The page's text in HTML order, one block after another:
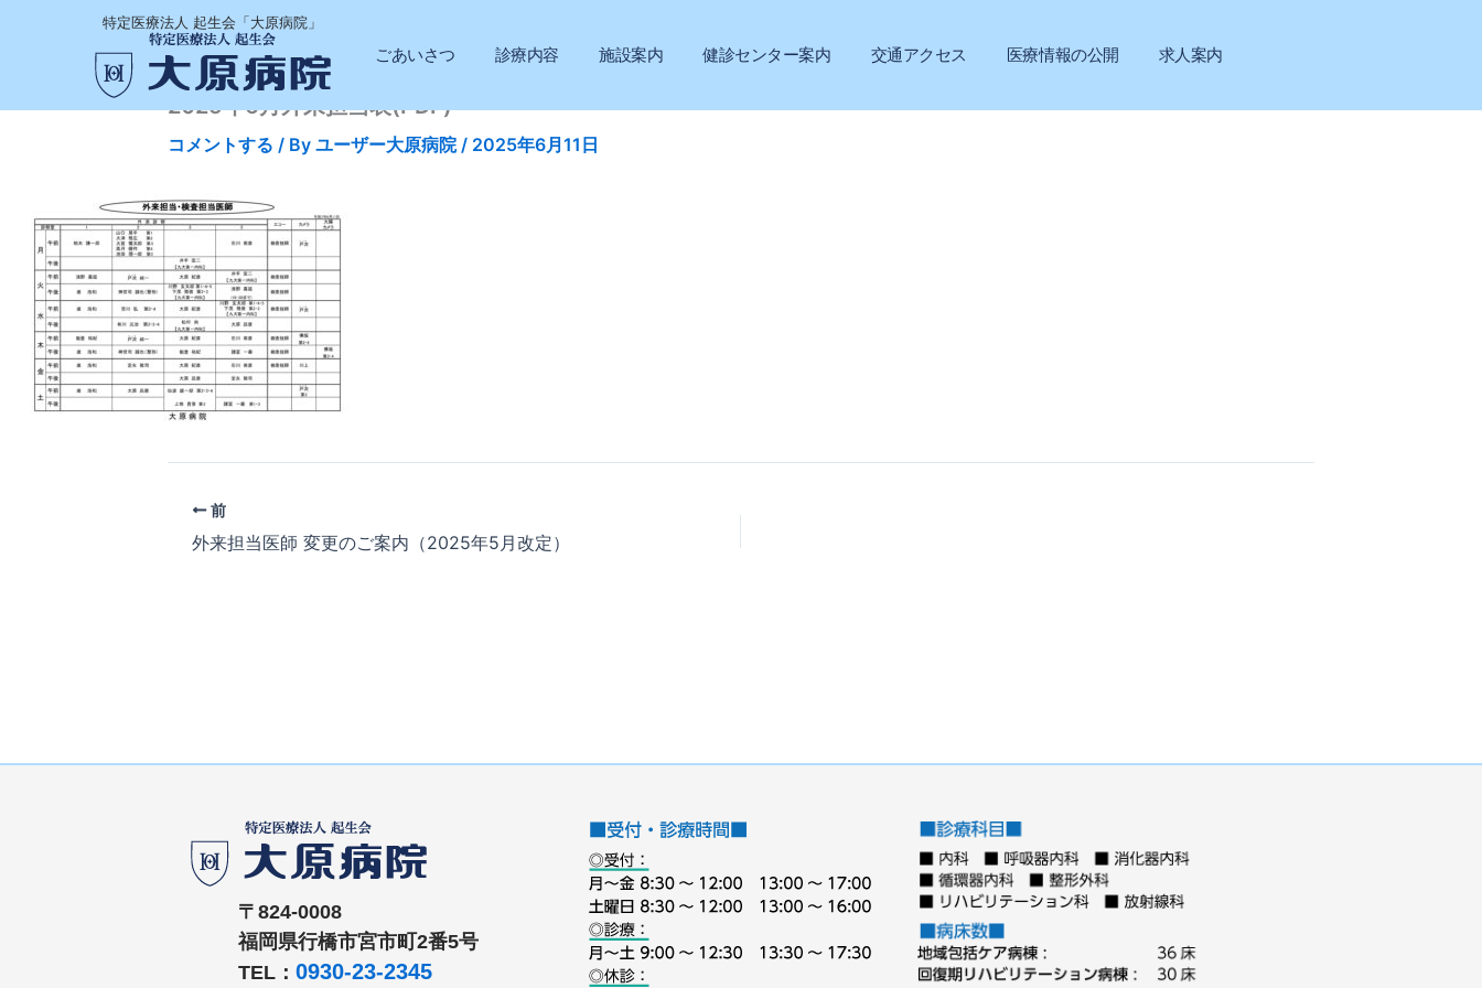
特定医療法人 起生会「大原病院」
ごあいさつ 診療内容 施設案内 健診センター案内 交通アクセス 医療情報の公開 求人案内
2025年6月外来担当表(PDF)
コメントする / By ユーザー大原病院/ 2025年6月11日
前
外来担当医師 変更のご案内（2025年5月改定）
〒824-0008
福岡県行橋市宮市町2番5号
TEL： 0930-23-2345